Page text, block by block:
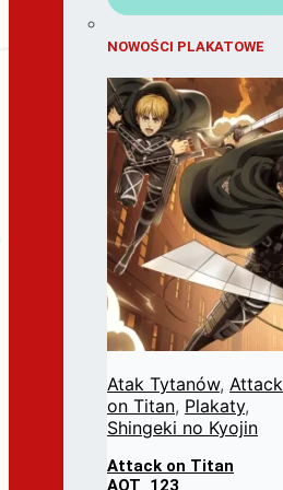
NOWOŚCI PLAKATOWE
Atak Tytanów, Attack
on Titan, Plakaty,
Shingeki no Kyojin
Attack on Titan
AOT_123